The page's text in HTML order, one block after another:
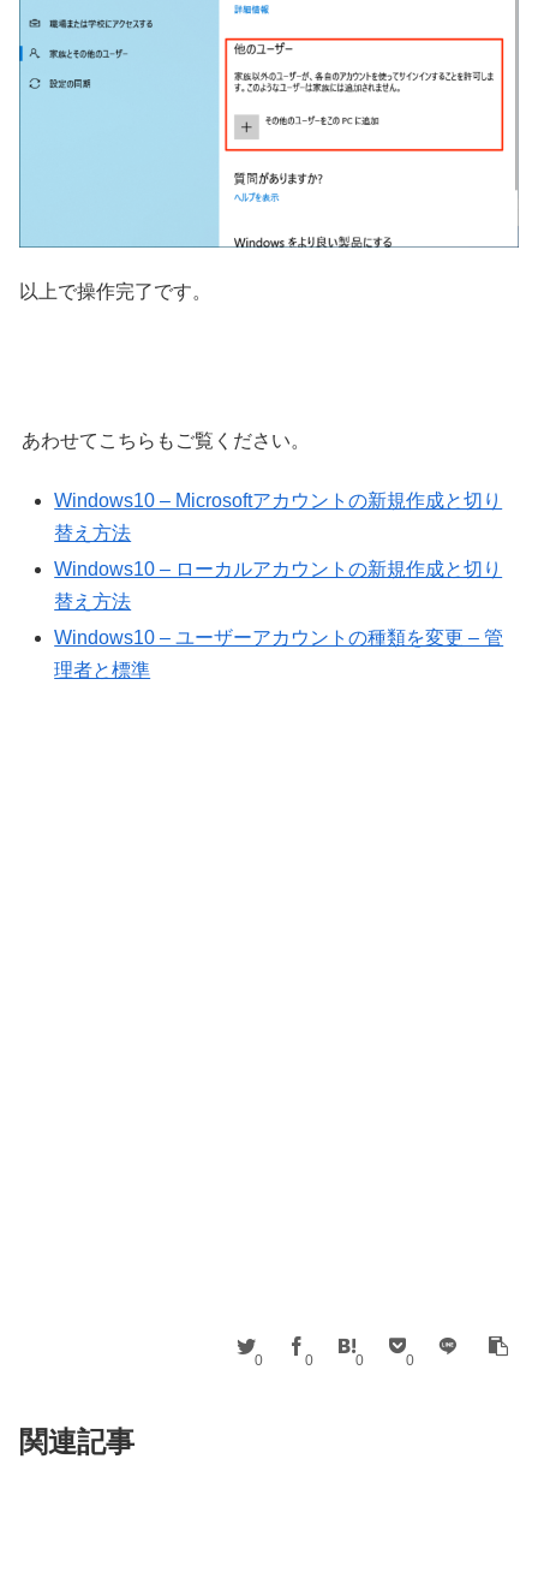
以上で操作完了です。
あわせてこちらもご覧ください。
Windows10 – Microsoftアカウントの新規作成と切り
替え方法
Windows10 – ローカルアカウントの新規作成と切り
替え方法
Windows10 – ユーザーアカウントの種類を変更 – 管
理者と標準
0 0 0 0
関連記事